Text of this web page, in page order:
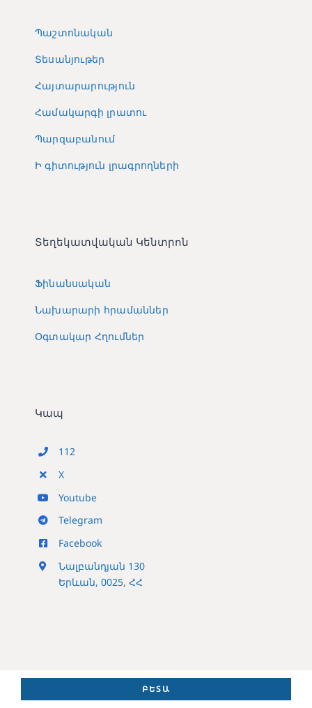
Պաշտոնական
Տեսանյութեր
Հայտարարություն
Համակարգի լրատու
Պարզաբանում
Ի գիտություն լրագրողների
Տեղեկատվական Կենտրոն
Ֆինանսական
Նախարարի հրամաններ
Օգտակար Հղումներ
Կապ
112
X
Youtube
Telegram
Facebook
Նալբանդյան 130
Երևան, 0025, ՀՀ
ԲԵՏԱ